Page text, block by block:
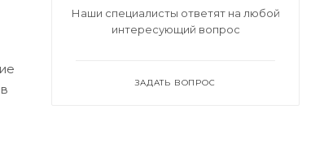
Наши специалисты ответят на любой
интересующий вопрос
ЗАДАТЬ ВОПРОС